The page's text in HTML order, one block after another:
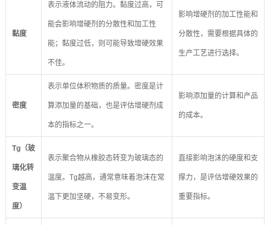
黏度
表示液体流动的阻力。黏度过高，可
能会影响增硬剂的分散性和加工性
能；黏度过低，则可能导致增硬效果
不佳。
影响增硬剂的加工性能和
分散性，需要根据具体的
生产工艺进行选择。
密度
表示单位体积物质的质量。密度是计
算添加量的基础，也是评估增硬剂成
本的指标之一。
影响添加量的计算和产品
的成本。
Tg（玻
璃化转
变温
度）
表示聚合物从橡胶态转变为玻璃态的
温度。Tg越高，通常意味着泡沫在常
温下更加坚硬，不易变形。
直接影响泡沫的硬度和支
撑力，是评估增硬效果的
重要指标。